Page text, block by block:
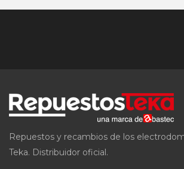
Repuestos y recambios de los
Teka. Distribuidor oficial.